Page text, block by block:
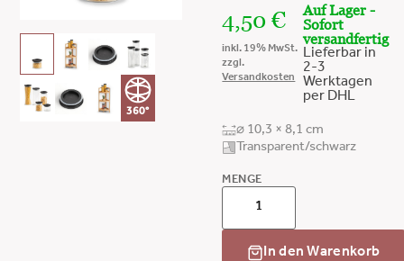
360°
4,50€
inkl. 19% MwSt.
zzgl.
Versandkosten
Auf Lager -
Sofort
versandfertig
Lieferbar in
2-3
Werktagen
per DHL
⌀ 10,3 × 8,1 cm
Transparent/schwarz
MENGE
In den Warenkorb